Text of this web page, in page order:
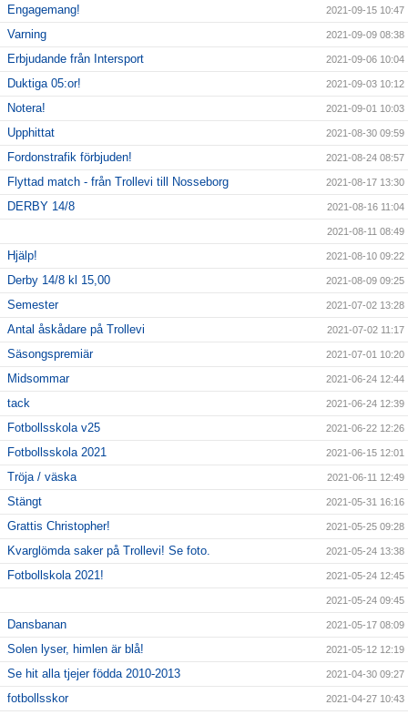
Engagemang! 2021-09-15 10:47
Varning 2021-09-09 08:38
Erbjudande från Intersport 2021-09-06 10:04
Duktiga 05:or! 2021-09-03 10:12
Notera! 2021-09-01 10:03
Upphittat 2021-08-30 09:59
Fordonstrafik förbjuden! 2021-08-24 08:57
Flyttad match - från Trollevi till Nosseborg 2021-08-17 13:30
DERBY 14/8 2021-08-16 11:04
2021-08-11 08:49
Hjälp! 2021-08-10 09:22
Derby 14/8 kl 15,00 2021-08-09 09:25
Semester 2021-07-02 13:28
Antal åskådare på Trollevi 2021-07-02 11:17
Säsongspremiär 2021-07-01 10:20
Midsommar 2021-06-24 12:44
tack 2021-06-24 12:39
Fotbollsskola v25 2021-06-22 12:26
Fotbollsskola 2021 2021-06-15 12:01
Tröja / väska 2021-06-11 12:49
Stängt 2021-05-31 16:16
Grattis Christopher! 2021-05-25 09:28
Kvarglömda saker på Trollevi! Se foto. 2021-05-24 13:38
Fotbollskola 2021! 2021-05-24 12:45
2021-05-24 09:45
Dansbanan 2021-05-17 08:09
Solen lyser, himlen är blå! 2021-05-12 12:19
Se hit alla tjejer födda 2010-2013 2021-04-30 09:27
fotbollsskor 2021-04-27 10:43